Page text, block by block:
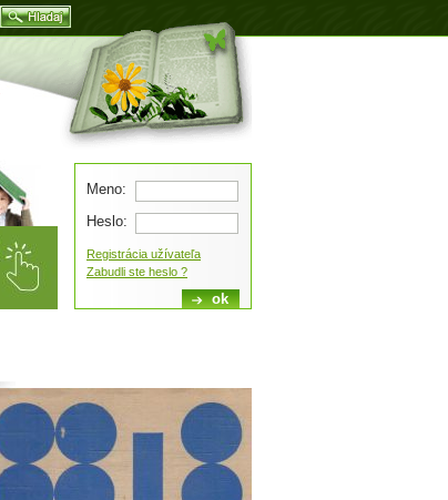
Meno:
Heslo:
Registrácia užívateľa
Zabudli ste heslo ?